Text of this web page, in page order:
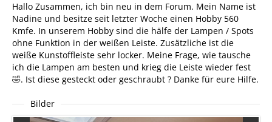
Hallo Zusammen, ich bin neu in dem Forum. Mein Name ist
Nadine und besitze seit letzter Woche einen Hobby 560
Kmfe. In unserem Hobby sind die hälfe der Lampen / Spots
ohne Funktion in der weißen Leiste. Zusätzliche ist die
weiße Kunstoffleiste sehr locker. Meine Frage, wie tausche
ich die Lampen am besten und krieg die Leiste wieder fest
🤣. Ist diese gesteckt oder geschraubt ? Danke für eure Hilfe.
Bilder